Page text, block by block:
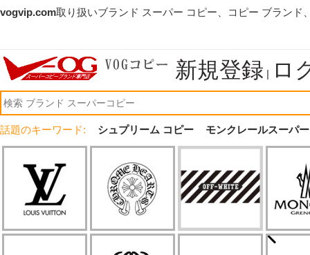
vogvip.com取り扱いブランド スーパー コピー、コピー ブランド
新規登録 | ロ
話題のキーワード: シュプリーム コピー モンクレールスーパ